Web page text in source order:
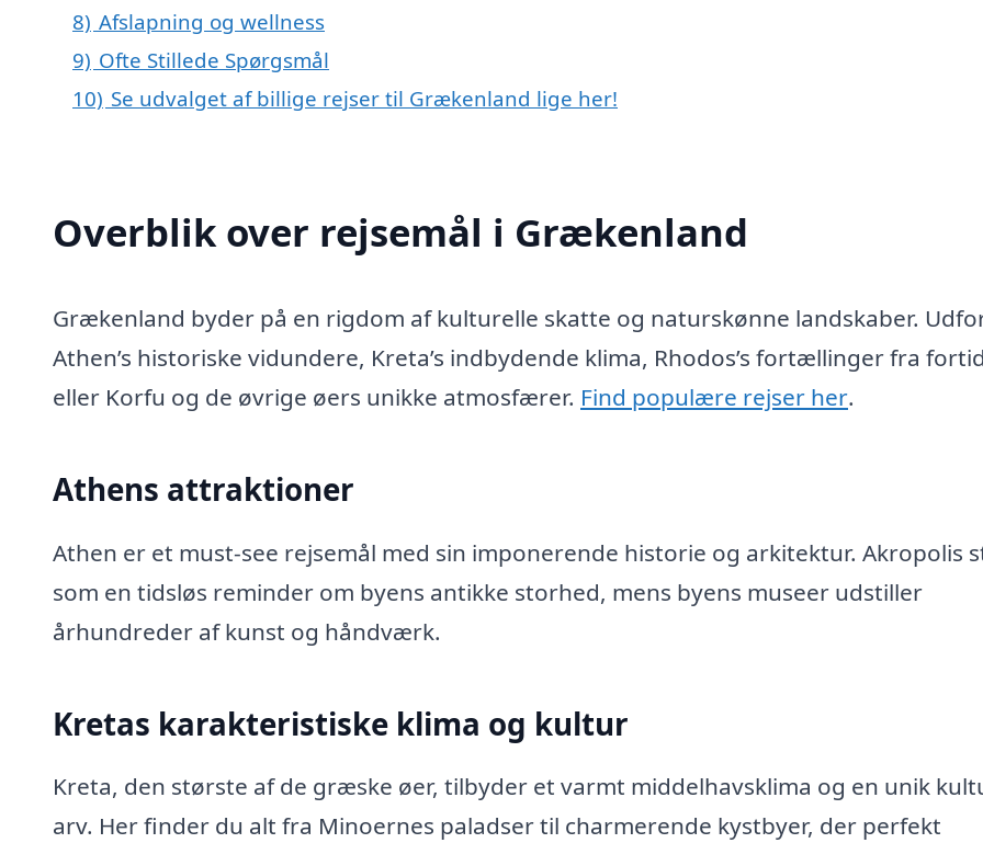
8) Afslapning og wellness
9) Ofte Stillede Spørgsmål
10) Se udvalget af billige rejser til Grækenland lige her!
Overblik over rejsemål i Grækenland
Grækenland byder på en rigdom af kulturelle skatte og naturskønne landskaber.
Athen’s historiske vidundere, Kreta’s indbydende klima, Rhodos’s fortællinger fra
eller Korfu og de øvrige øers unikke atmosfærer. Find populære rejser her.
Athens attraktioner
Athen er et must-see rejsemål med sin imponerende historie og arkitektur. Akropolis
som en tidsløs reminder om byens antikke storhed, mens byens museer udstiller
århundreder af kunst og håndværk.
Kretas karakteristiske klima og kultur
Kreta, den største af de græske øer, tilbyder et varmt middelhavsklima og en unik
arv. Her finder du alt fra Minoernes paladser til charmerende kystbyer, der perfekt